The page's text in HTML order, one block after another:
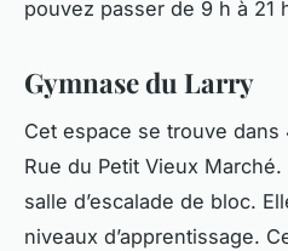
pouvez passer de 9 h à 21
Gymnase du Larry
Cet espace se trouve
Rue du Petit Vieux
salle d’escalade de bloc.
niveaux d’apprentissage.